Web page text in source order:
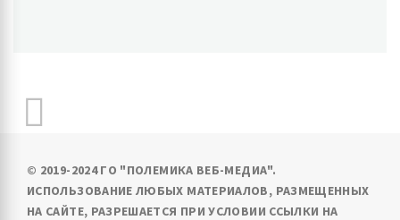
© 2019-2024 ГО "ПОЛЕМИКА ВЕБ-МЕДИА".
ИСПОЛЬЗОВАНИЕ ЛЮБЫХ МАТЕРИАЛОВ, РАЗМЕЩЕННЫХ
НА САЙТЕ, РАЗРЕШАЕТСЯ ПРИ УСЛОВИИ ССЫЛКИ НА